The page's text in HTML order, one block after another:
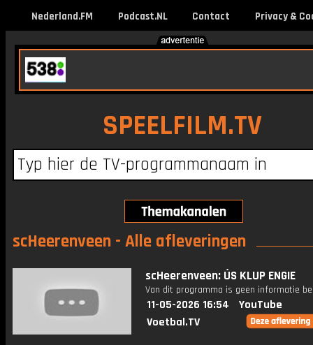
Nederland.FM Podcast.NL Contact Privacy &
SPEELFILM.TV
scHeerenveen - Alle afleveringen
scHeerenveen: ÚS KLUP ENGIE
Van dit programma is geen informatie
11-05-2026 16:54
YouTube
Voetbal.TV